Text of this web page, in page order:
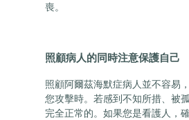
喪。
照顧病人的同時注意保護自己
照顧阿爾茲海默症病人並不容易
您攻擊時。若感到不知所措、被
完全正常的。如果您是看護人，